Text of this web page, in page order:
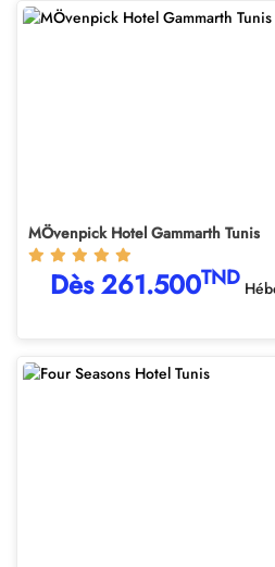
MÖvenpick Hotel Gammarth Tunis
Dès 261.500TND